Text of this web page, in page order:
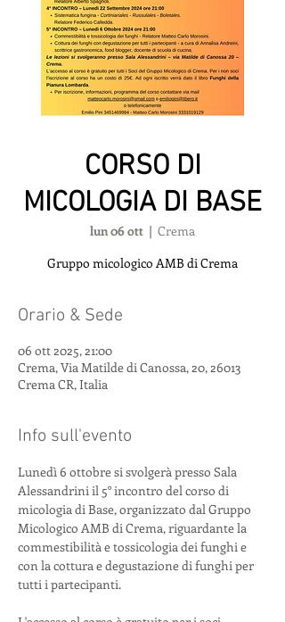
CORSO DI
MICOLOGIA DI BASE
lun 06 ott
  |
Crema
Gruppo micologico AMB di Crema
Orario & Sede
06 ott 2025, 21:00
Crema, Via Matilde di Canossa, 20, 26013
Crema CR, Italia
Info sull'evento
Lunedì 6 ottobre si svolgerà presso Sala
Alessandrini il 5° incontro del corso di
micologia di Base, organizzato dal Gruppo
Micologico AMB di Crema, riguardante la
commestibilità e tossicologia dei funghi e
con la cottura e degustazione di funghi per
tutti i partecipanti.